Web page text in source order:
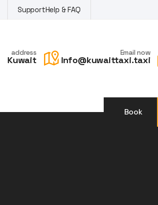
Help & FAQ
Support
Email now
Info@kuwaittaxi.taxi
address
Kuwait
Book